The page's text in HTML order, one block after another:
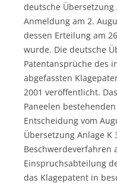
deutsche Übersetzung
Anmeldung am 2.
dessen Erteilung am
wurde. Die deutsche
Patentansprüche des
abgefassten
2001 veröffentlicht.
Paneelen
Entscheidung vom
Übersetzung Anlage K
Beschwerdeverfahren
Einspruchsabteilung
das Klagepatent in